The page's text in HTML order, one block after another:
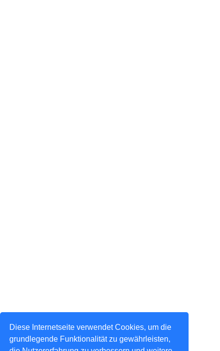
Diese Internetseite verwendet Cookies, um die
grundlegende Funktionalität zu gewährleisten,